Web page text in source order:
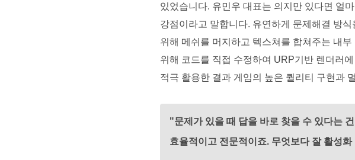
있었습니다. 유민우 대표는 의지만 있다면 얼
강점이라고 말합니다. 유연하게 문제해결 방
위해 메쉬를 머지하고 텍스쳐를 합쳐주는 내
위해 코드를 직접 수정하여 URP기반 렌더러
적극 활용한 결과 게임의 높은 퀄리티 구현과
"문제가 있을 때 답을 바로 찾을 수 있다는
효율적이고 전문적이죠. 무엇보다 잘 활